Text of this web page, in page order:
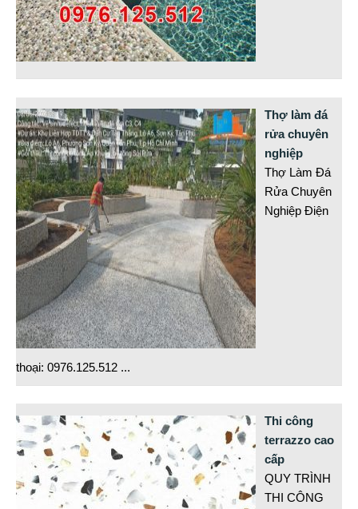
Thợ làm đá
rửa chuyên
nghiệp
Thợ Làm Đá
Rửa Chuyên
Nghiệp Điện
thoại: 0976.125.512 ...
Thi công
terrazzo cao
cấp
QUY TRÌNH
THI CÔNG